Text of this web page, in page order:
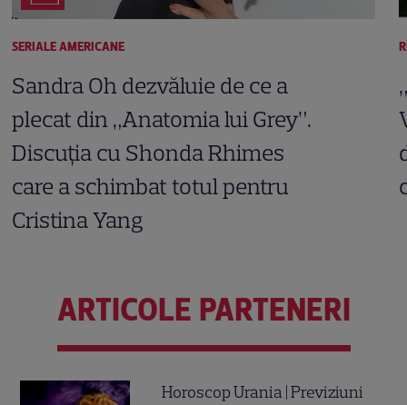
SERIALE AMERICANE
Sandra Oh dezvăluie de ce a
plecat din „Anatomia lui Grey”.
Discuția cu Shonda Rhimes
care a schimbat totul pentru
Cristina Yang
ARTICOLE PARTENERI
Horoscop Urania | Previziuni